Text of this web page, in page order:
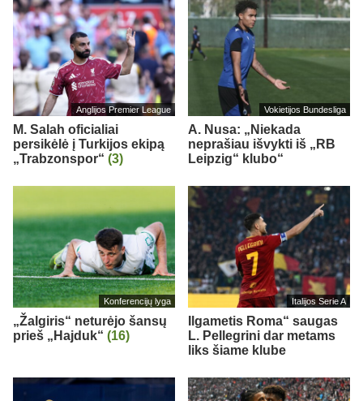
Anglijos Premier League
M. Salah oficialiai
persikėlė į Turkijos ekipą
„Trabzonspor“ (3)
Vokietijos Bundesliga
A. Nusa: „Niekada
neprašiau išvykti iš „RB
Leipzig“ klubo“
Konferencijų lyga
„Žalgiris“ neturėjo šansų
prieš „Hajduk“ (16)
Italijos Serie A
Ilgametis Roma“ saugas
L. Pellegrini dar metams
liks šiame klube